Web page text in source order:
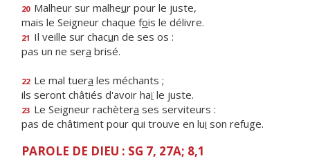
20 Malheur sur malheur pour le juste,
mais le Seigneur chaque fois le délivre.
21 Il veille sur chacun de ses os :
pas un ne sera brisé.
22 Le mal tuera les méchants ;
ils seront châtiés d'avoir haï le juste.
23 Le Seigneur rachètera ses serviteurs :
pas de châtiment pour qui trouve en lui son refuge.
PAROLE DE DIEU : SG 7, 27A; 8,1